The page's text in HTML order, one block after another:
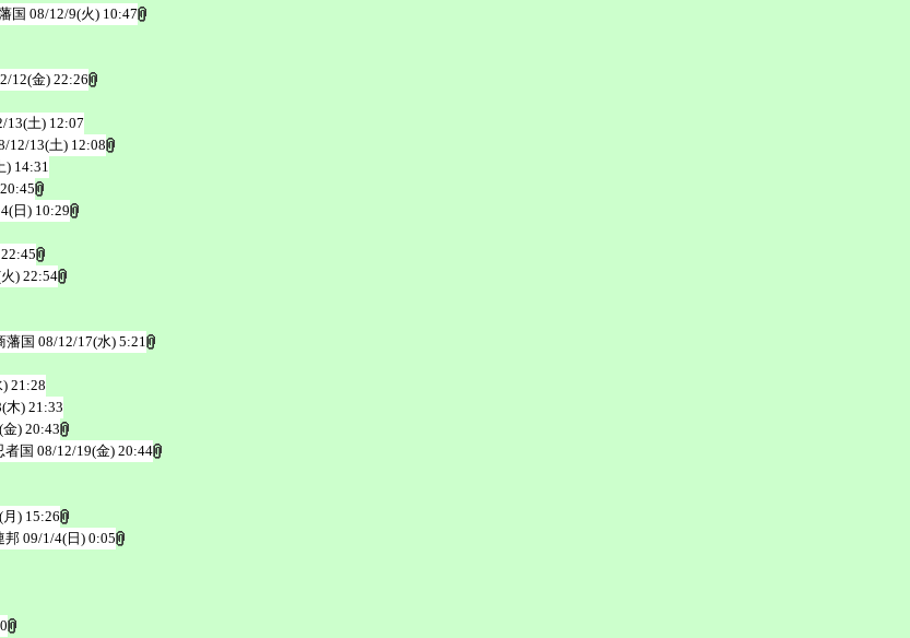
国 08/12/9(火) 10:47
12(金) 22:26
13(土) 12:07
12/13(土) 12:08
) 14:31
日) 10:29
) 22:54
藩国 08/12/17(水) 5:21
21:28
木) 21:33
) 20:43
者国 08/12/19(金) 20:44
) 15:26
邦 09/1/4(日) 0:05